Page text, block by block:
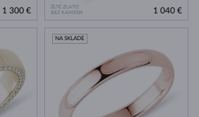
1 300 €
ŽLTÉ ZLATO
BEZ KAMEŇA
1 040 €
NA SKLADE